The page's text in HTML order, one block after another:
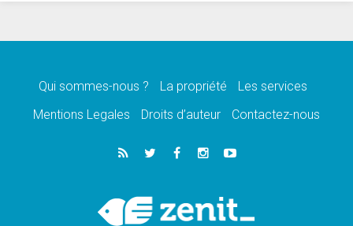
08.08.2026
08.08.2026
la victoire de l'amour sur la mort
«Relancer l'empathie», le projet Triennal d'art
des Universités catholiques
Signis 2026, donner la parole aux religieuses
catholiques
Qui sommes-nous ? La propriété
Les services
Mentions Legales
Droits d’auteur Contactez-nous